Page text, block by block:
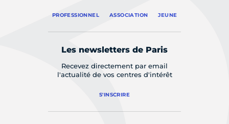
PROFESSIONNEL ASSOCIATION JEUNE
Les newsletters de Paris
Recevez directement par email
l'actualité de vos centres d'intérêt
S'INSCRIRE